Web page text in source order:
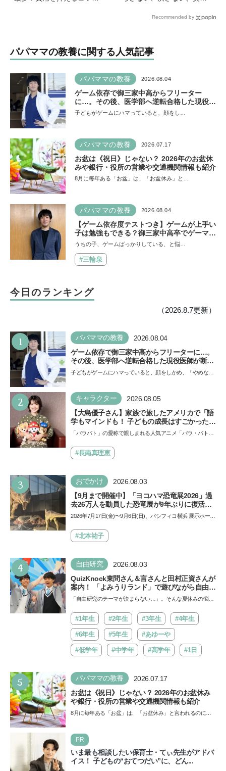
Recommended by
パパママの教養に関する人気記事
パパママの教養 2026.08.04
ゲーム依存で御三家中高からフリーター
に…。その後、医学部へ逆転合格した現役医
師が断言「ゲームの経験が受験勉強に役立っ
子どもがゲームにハマっていると、顔をし…
パパママの教養 2026.07.17
お盆は《祝日》じゃない？ 2026年のお盆休
みや銀行・役所の営業や交通機関情報も紹介
8月に毎年ある「お盆」は、「お盆休み」と…
パパママの教養 2026.08.04
【ゲーム依存度テストつき】ゲームが上手い
子は勉強もできる？御三家中高卒でゲーマー
の医師・阿部智史さんが教えるゲームしなが
うちの子、ゲームばっかりしている、と悩…
#三輪泉
今日のランキング
（2026.8.7更新）
1 パパママの教養 2026.08.04
ゲーム依存で御三家中高からフリーターに…。
その後、医学部へ逆転合格した現役医師が断言
「ゲームの経験が受験勉強に役立った」そう考
える背景とは
子どもがゲームにハマっていると、顔をしかめ、「やめなさ
い…
2 キャラクター 2026.08.05
【大島優子さん】家族で旅したアメリカで「語
学もマインドも！ 子どもの成長はすごかった」
声優をつとめた映画『パウ・パトロール ザ・ダ
イノ・ムービー』ではあきらめなければ何でも
できると子どもに知ってほしい
「パウパト」の愛称で親しまれる人気アニメ「パウ・パトロ
ザ…#長南真理恵
3 おでかけ 2026.08.03
【9月まで開催中】「ヨコハマ恐竜展2026」過
去26万人を動員した恐竜展が9年ぶりに復活！
夏休みのおでかけで楽しむポイントを完全ガイ
2026年7月17日(金)〜9月6日(日)、パシフィコ横浜 展示ホール
催…#北本祐子
4 自由研究 2026.08.03
QuizKnock東問さん＆言さんと田村正資さんが
案内！ 「よみうりランド」で遊びながら自由研
究が進む期間限定イベントが開催
「自由研究のテーマが決まらない…」。そんな夏休みの悩み
バ!!…
#1年生 #2年生 #3年生 #4年生
#6年生 #5年生 #あゆーや
#低学年 #中学年 #高学年 #1日
5 パパママの教養 2026.07.17
お盆は《祝日》じゃない？ 2026年のお盆休み
や銀行・役所の営業や交通機関情報も紹介
8月に毎年ある「お盆」は、「お盆休み」と言われるのに祝
PR
いま最も相談したい保育士・てぃ先生がアドバ
イス！ 子どもの“おてつだい”に、どん...